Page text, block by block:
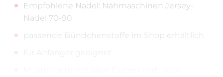
Empfohlene Nadel: Nähmaschinen Jersey-
Nadel 70-90
passende Bündchenstoffe im Shop erhältlich